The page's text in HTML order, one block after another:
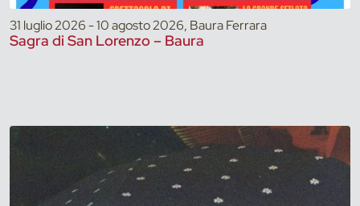
31 luglio 2026 - 10 agosto 2026, Baura Ferrara
Sagra di San Lorenzo – Baura